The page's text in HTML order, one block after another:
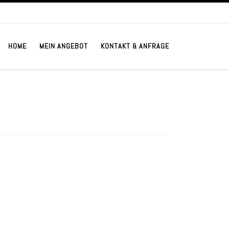
HOME MEIN ANGEBOT KONTAKT & ANFRAGE